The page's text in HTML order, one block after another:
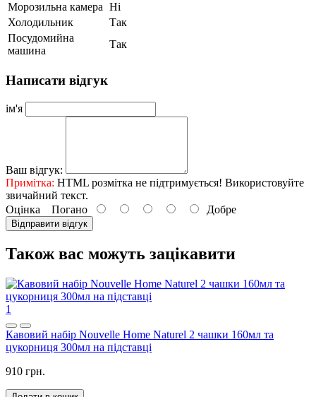
Морозильна камера Ні
Холодильник
Так
Посудомийна
машина
Так
Написати відгук
ім'я
Ваш відгук:
Примітка: HTML розмітка не підтримується! Використовуйте
звичайний текст.
Оцінка Погано Добре
Відправити відгук
Також вас можуть зацікавити
1
Кавовий набір Nouvelle Home Naturel 2 чашки 160мл та
цукорниця 300мл на підставці
910 грн.